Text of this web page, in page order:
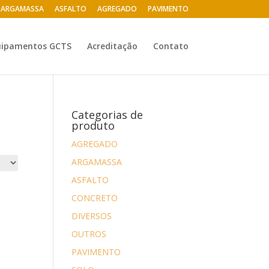
ARGAMASSA ASFALTO AGREGADO PAVIMENTO
GCTS Acreditação Contato
Categorias de
produto
AGREGADO
ARGAMASSA
ASFALTO
CONCRETO
DIVERSOS
OUTROS
PAVIMENTO